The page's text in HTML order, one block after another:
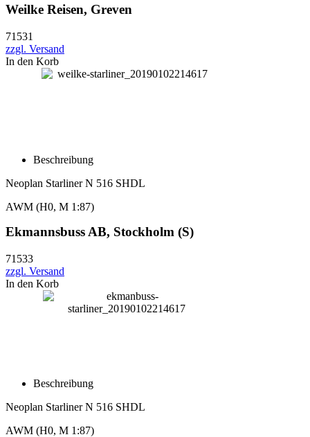
Weilke Reisen, Greven
71531
zzgl. Versand
In den Korb
Beschreibung
Neoplan Starliner N 516 SHDL
AWM (H0, M 1:87)
Ekmannsbuss AB, Stockholm (S)
71533
zzgl. Versand
In den Korb
Beschreibung
Neoplan Starliner N 516 SHDL
AWM (H0, M 1:87)